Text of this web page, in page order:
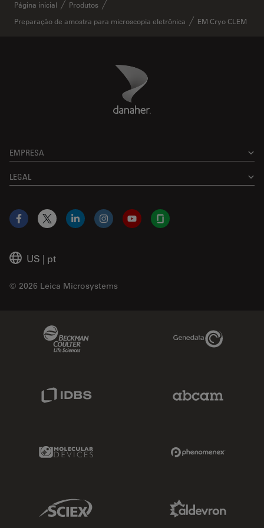
Página inicial
Produtos
Preparação de amostra para microscopia eletrônica
EM Cryo CLEM
Danaher Logo
EMPRESA
LEGAL
US | pt
© 2026 Leica Microsystems
Facebook
X LinkedInInstagramYouTubeGlassdoor
Genedata Link
Molecular Devices Link
Sciex Link